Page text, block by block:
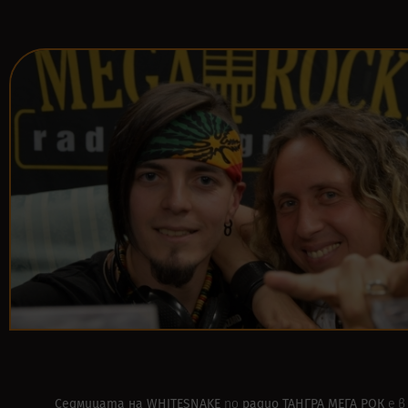
Седмицата на WHITESNAKE по радио ТАНГРА МЕГА РОК е в